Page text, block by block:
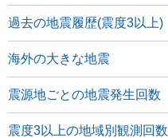
過去の地震履歴(震度3以上)
海外の大きな地震
震源地ごとの地震発生回数
震度3以上の地域別観測回数